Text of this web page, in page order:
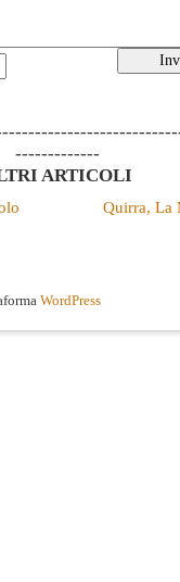
-------------
ARTICOLI
Quirra, La
WordPress